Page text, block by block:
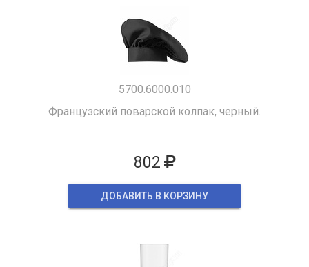
5700.6000.010
Французский поварской колпак, черный.
802
ДОБАВИТЬ В КОРЗИНУ